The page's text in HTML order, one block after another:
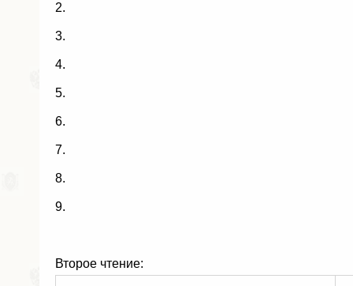
2.
3.
4.
5.
6.
7.
8.
9.
Второе чтение: